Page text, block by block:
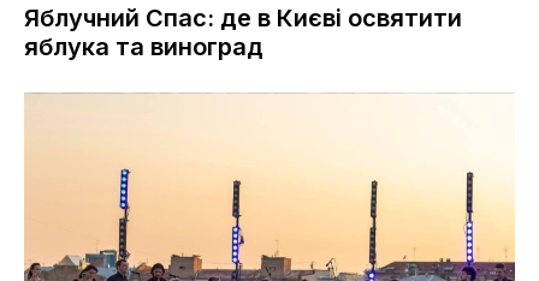
Яблучний Спас: де в Києві освятити
яблука та виноград